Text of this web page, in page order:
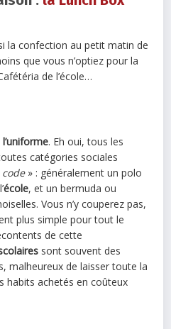
la confection au petit matin de
que vous n’optiez pour la
de l’école…
l’uniforme. Eh oui, tous les
catégories sociales
» : généralement un polo
école, et un bermuda ou
Vous n’y couperez pas,
plus simple pour tout le
de cette
sont souvent des
malheureux de laisser toute la
habits achetés en coûteux